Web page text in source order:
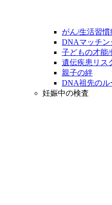
がん/生活習
DNAマッチン
子どもの才能
遺伝疾患リス
親子の絆
DNA祖先のル
妊娠中の検査